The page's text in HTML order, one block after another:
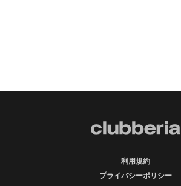
利用規約
プライバシーポリシー